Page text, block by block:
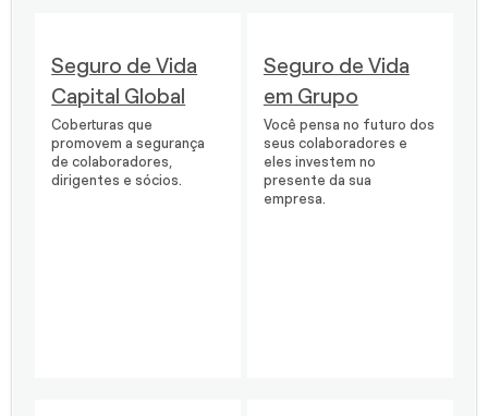
Seguro de Vida
Capital Global
Coberturas que
promovem a segurança
de colaboradores,
dirigentes e sócios.
Seguro de Vida
em Grupo
Você pensa no futuro dos
seus colaboradores e
eles investem no
presente da sua
empresa.